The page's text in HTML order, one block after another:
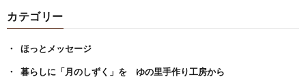
カテゴリー
ほっとメッセージ
暮らしに「月のしずく」を ゆの里手作り工房から